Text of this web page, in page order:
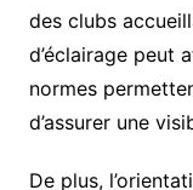
des clubs
d’éclairage peut
normes
d’assurer une
De plus,